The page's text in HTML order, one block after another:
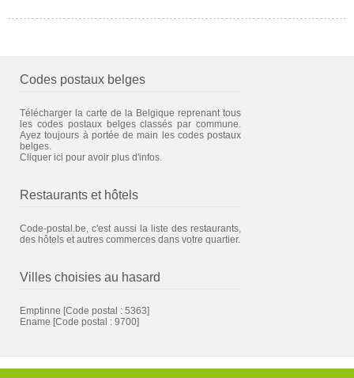
Codes postaux belges
Télécharger la carte de la Belgique reprenant tous
les codes postaux belges classés par commune.
Ayez toujours à portée de main les codes postaux
belges.
Cliquer ici pour avoir plus d'infos.
Restaurants et hôtels
Code-postal.be, c'est aussi la liste des restaurants,
des hôtels et autres commerces dans votre quartier.
Villes choisies au hasard
Emptinne [Code postal : 5363]
Ename [Code postal : 9700]